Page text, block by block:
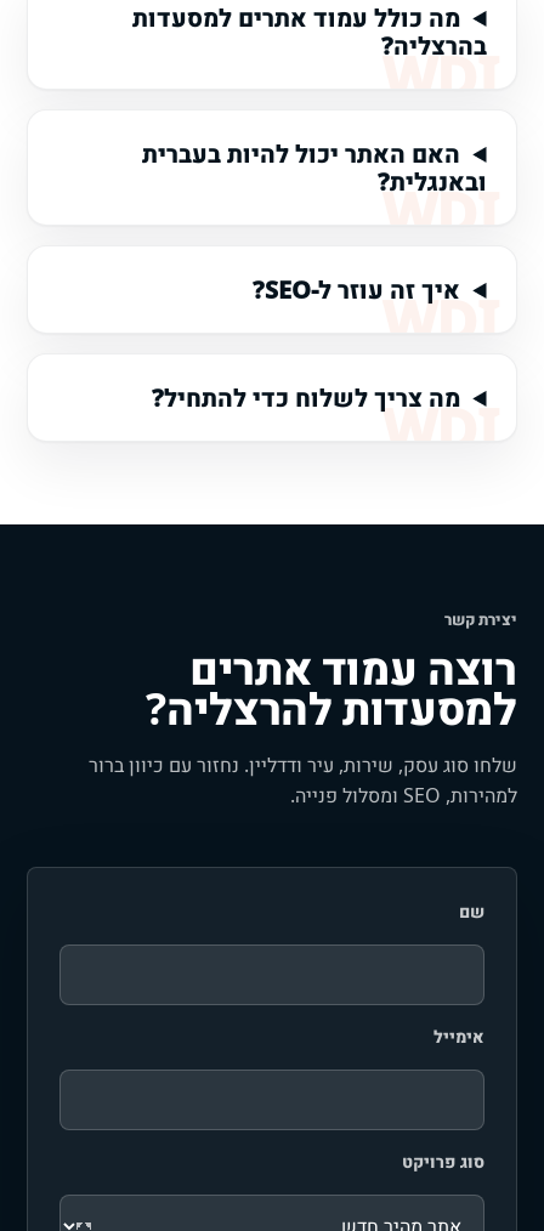
מה כולל עמוד אתרים למסעדות
בהרצליה?
האם האתר יכול להיות בעברית
ובאנגלית?
איך זה עוזר ל-SEO?
מה צריך לשלוח כדי להתחיל?
יצירת קשר
רוצה עמוד אתרים
למסעדות להרצליה?
שלחו סוג עסק, שירות, עיר ודדליין. נחזור עם כיוון ברור
למהירות, SEO ומסלול פנייה.
שם
אימייל
סוג פרויקט